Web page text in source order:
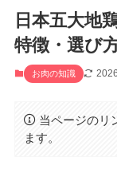
日本五大地
特徴・選び
お肉の知識
当ページのリ
ます。